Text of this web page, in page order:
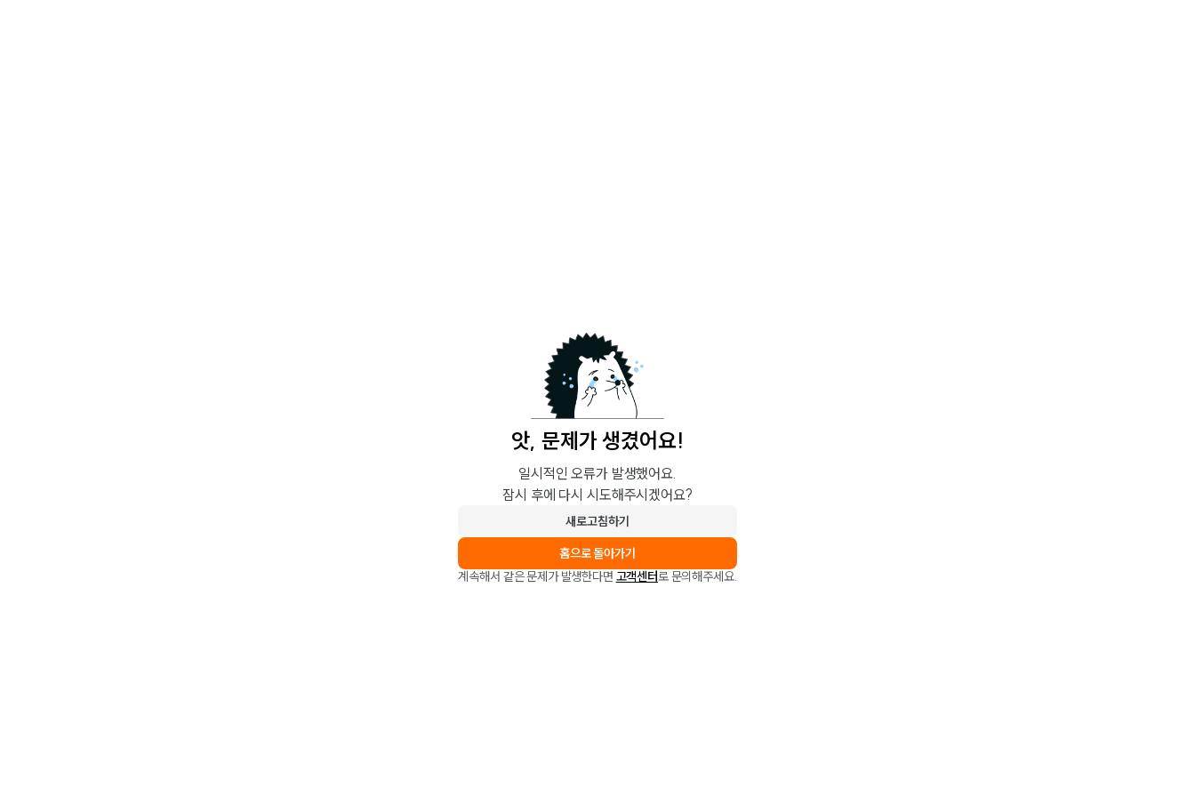
앗, 문제가 생겼어요!
일시적인 오류가 발생했어요.
잠시 후에 다시 시도해주시겠어요?
새로고침하기
홈으로 돌아가기
계속해서 같은 문제가 발생한다면 고객센터로 문의해주세요.